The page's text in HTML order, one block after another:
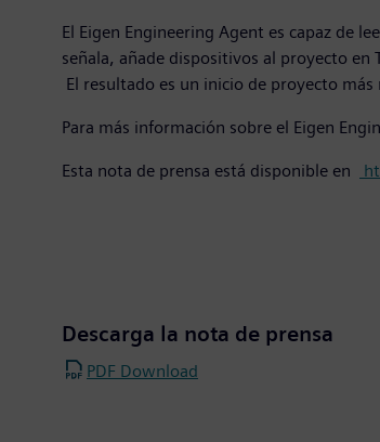
El Eigen Engineering Agent es capaz de
señala, añade dispositivos al proyecto en
El resultado es un inicio de proyecto
Para más información sobre el Eigen
Esta nota de prensa está disponible en
Descarga la nota de prensa
PDF Download